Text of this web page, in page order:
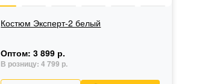
Костюм Эксперт-2 белый
Оптом:3 899 р.
В розницу:4 799 р.